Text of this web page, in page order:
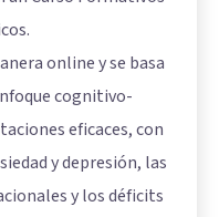
online y se basa
cognitivo-
eficaces, con
y depresión, las
y los déficits